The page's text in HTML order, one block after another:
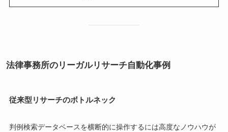
法律事務所のリーガルリサーチ自動化事例
従来型リサーチのボトルネック
判例検索データベースを横断的に操作するには高度なノウハウが